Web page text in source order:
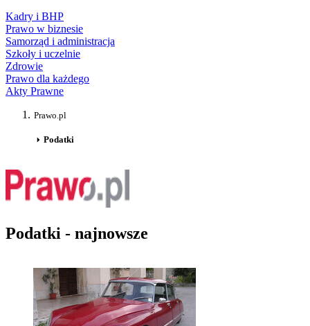
Kadry i BHP
Prawo w biznesie
Samorząd i administracja
Szkoły i uczelnie
Zdrowie
Prawo dla każdego
Akty Prawne
Prawo.pl
Podatki
Podatki - najnowsze